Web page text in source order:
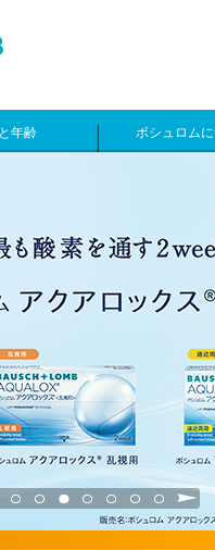
年齢 ボシュロム
3 4 5 6 7 8 9